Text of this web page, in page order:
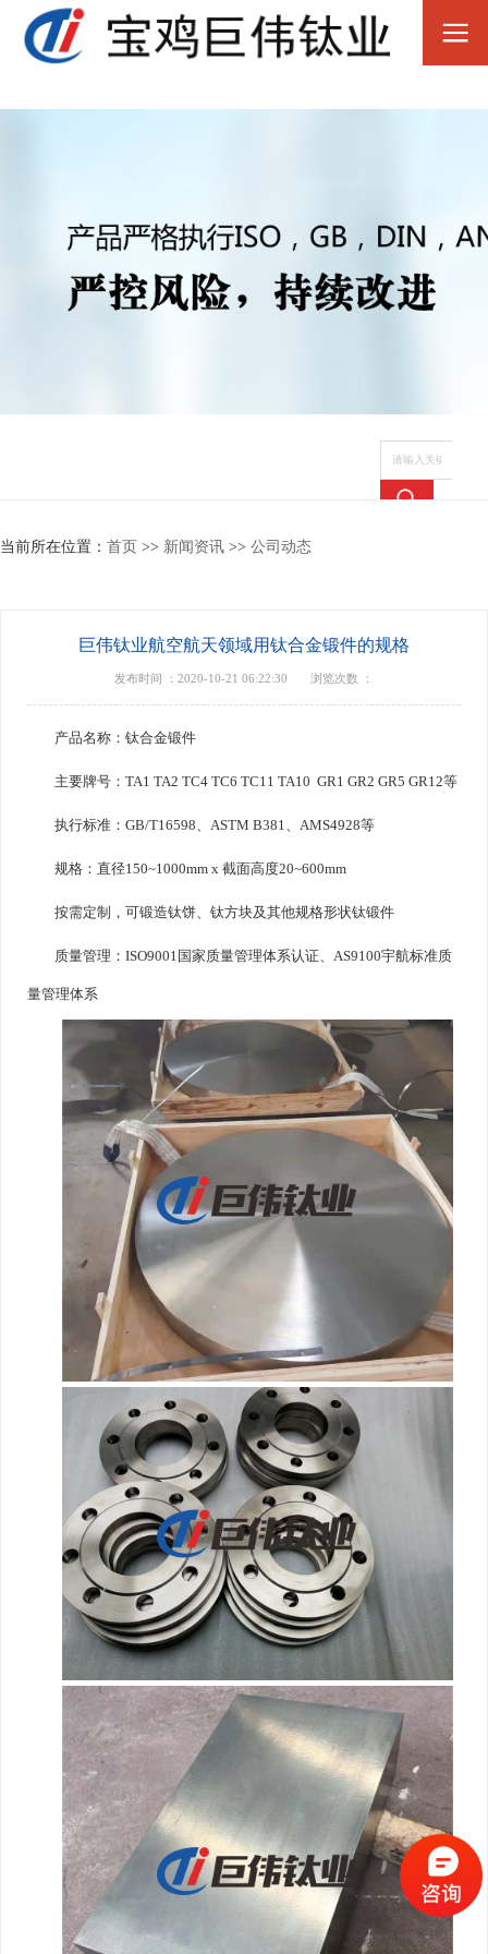
热搜关键词： 钛合金锻件 钛合金棒 钛合金法兰 钛靶
当前所在位置： 首页 >> 新闻资讯 >> 公司动态
巨伟钛业航空航天领域用钛合金锻件的规格
发布时间 ：2020-10-21 06:22:30 浏览次数 ：
产品名称：钛合金锻件
主要牌号：TA1 TA2 TC4 TC6 TC11 TA10 GR1 GR2 GR5 GR12等
执行标准：GB/T16598、ASTM B381、AMS4928等
规格：直径150~1000mm x 截面高度20~600mm
按需定制，可锻造钛饼、钛方块及其他规格形状钛锻件
质量管理：ISO9001国家质量管理体系认证、AS9100宇航标准质
量管理体系